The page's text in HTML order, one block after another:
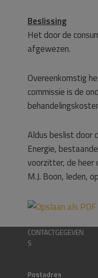
Beslissing
Het door de
afgewezen.
Overeenkomstig
commissie is de
Aldus beslist door
Energie,
voorzitter, de heer
M.J. Boon, leden,
CONTACTGEGEVEN
S
Postadres